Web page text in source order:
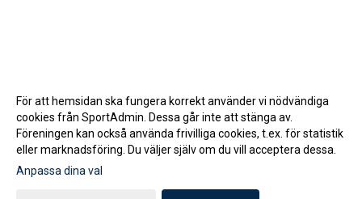
Gå till Webbversion
För att hemsidan ska fungera korrekt använder vi nödvändiga
cookies från SportAdmin. Dessa går inte att stänga av.
Föreningen kan också använda frivilliga cookies, t.ex. för statistik
eller marknadsföring. Du väljer själv om du vill acceptera dessa.
Anpassa dina val